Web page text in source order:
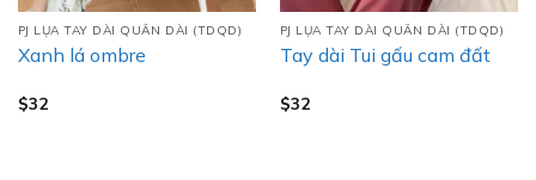
PJ LỤA TAY DÀI QUẦN DÀI (TDQD)
Xanh lá ombre
$32
PJ LỤA TAY DÀI QUẦN DÀI (TDQD)
Tay dài Tui gấu cam đất
$32